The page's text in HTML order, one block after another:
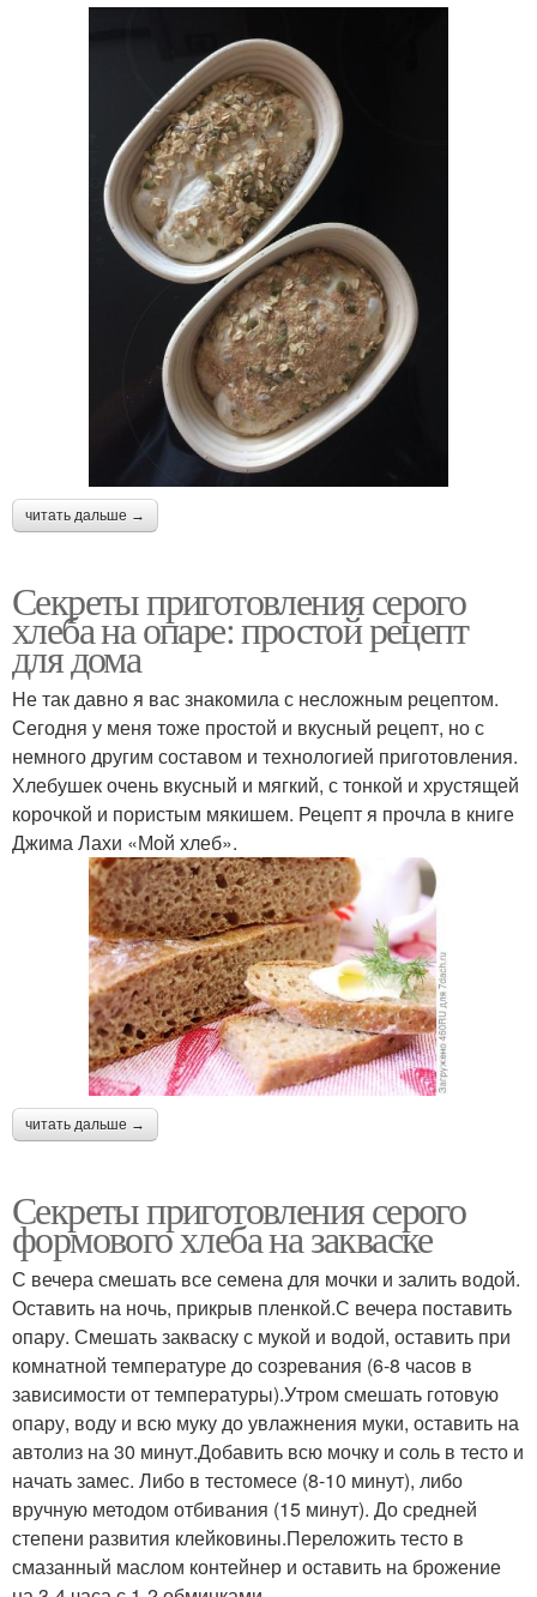
читать дальше →
Секреты приготовления серого
хлеба на опаре: простой рецепт
для дома
Не так давно я вас знакомила с несложным рецептом.
Сегодня у меня тоже простой и вкусный рецепт, но с
немного другим составом и технологией приготовления.
Хлебушек очень вкусный и мягкий, с тонкой и хрустящей
корочкой и пористым мякишем. Рецепт я прочла в книге
Джима Лахи «Мой хлеб».
читать дальше →
Секреты приготовления серого
формового хлеба на закваске
С вечера смешать все семена для мочки и залить водой.
Оставить на ночь, прикрыв пленкой.С вечера поставить
опару. Смешать закваску с мукой и водой, оставить при
комнатной температуре до созревания (6-8 часов в
зависимости от температуры).Утром смешать готовую
опару, воду и всю муку до увлажнения муки, оставить на
автолиз на 30 минут.Добавить всю мочку и соль в тесто и
начать замес. Либо в тестомесе (8-10 минут), либо
вручную методом отбивания (15 минут). До средней
степени развития клейковины.Переложить тесто в
смазанный маслом контейнер и оставить на брожение